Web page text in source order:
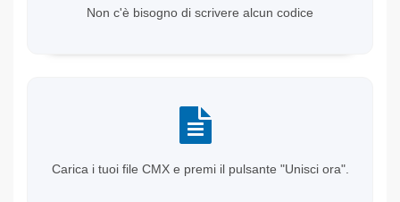
Non c'è bisogno di scrivere alcun codice
Carica i tuoi file CMX e premi il pulsante "Unisci ora".